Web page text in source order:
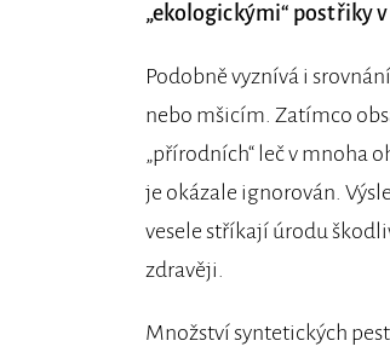
„ekologickými“ postřiky
Podobně vyznívá i
nebo mšicím. Zatímco
„přírodních“ leč v mnoha
je okázale ignorován.
vesele stříkají úrodu
zdravěji.
Množství syntetických